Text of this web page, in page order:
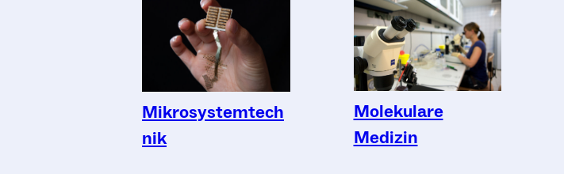
Mikrosystemtech
nik
Molekulare
Medizin